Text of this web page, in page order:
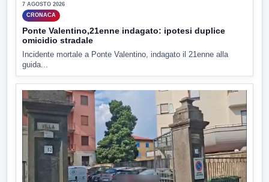
7 AGOSTO 2026
CRONACA
Ponte Valentino,21enne indagato: ipotesi duplice
omicidio stradale
Incidente mortale a Ponte Valentino, indagato il 21enne alla
guida...